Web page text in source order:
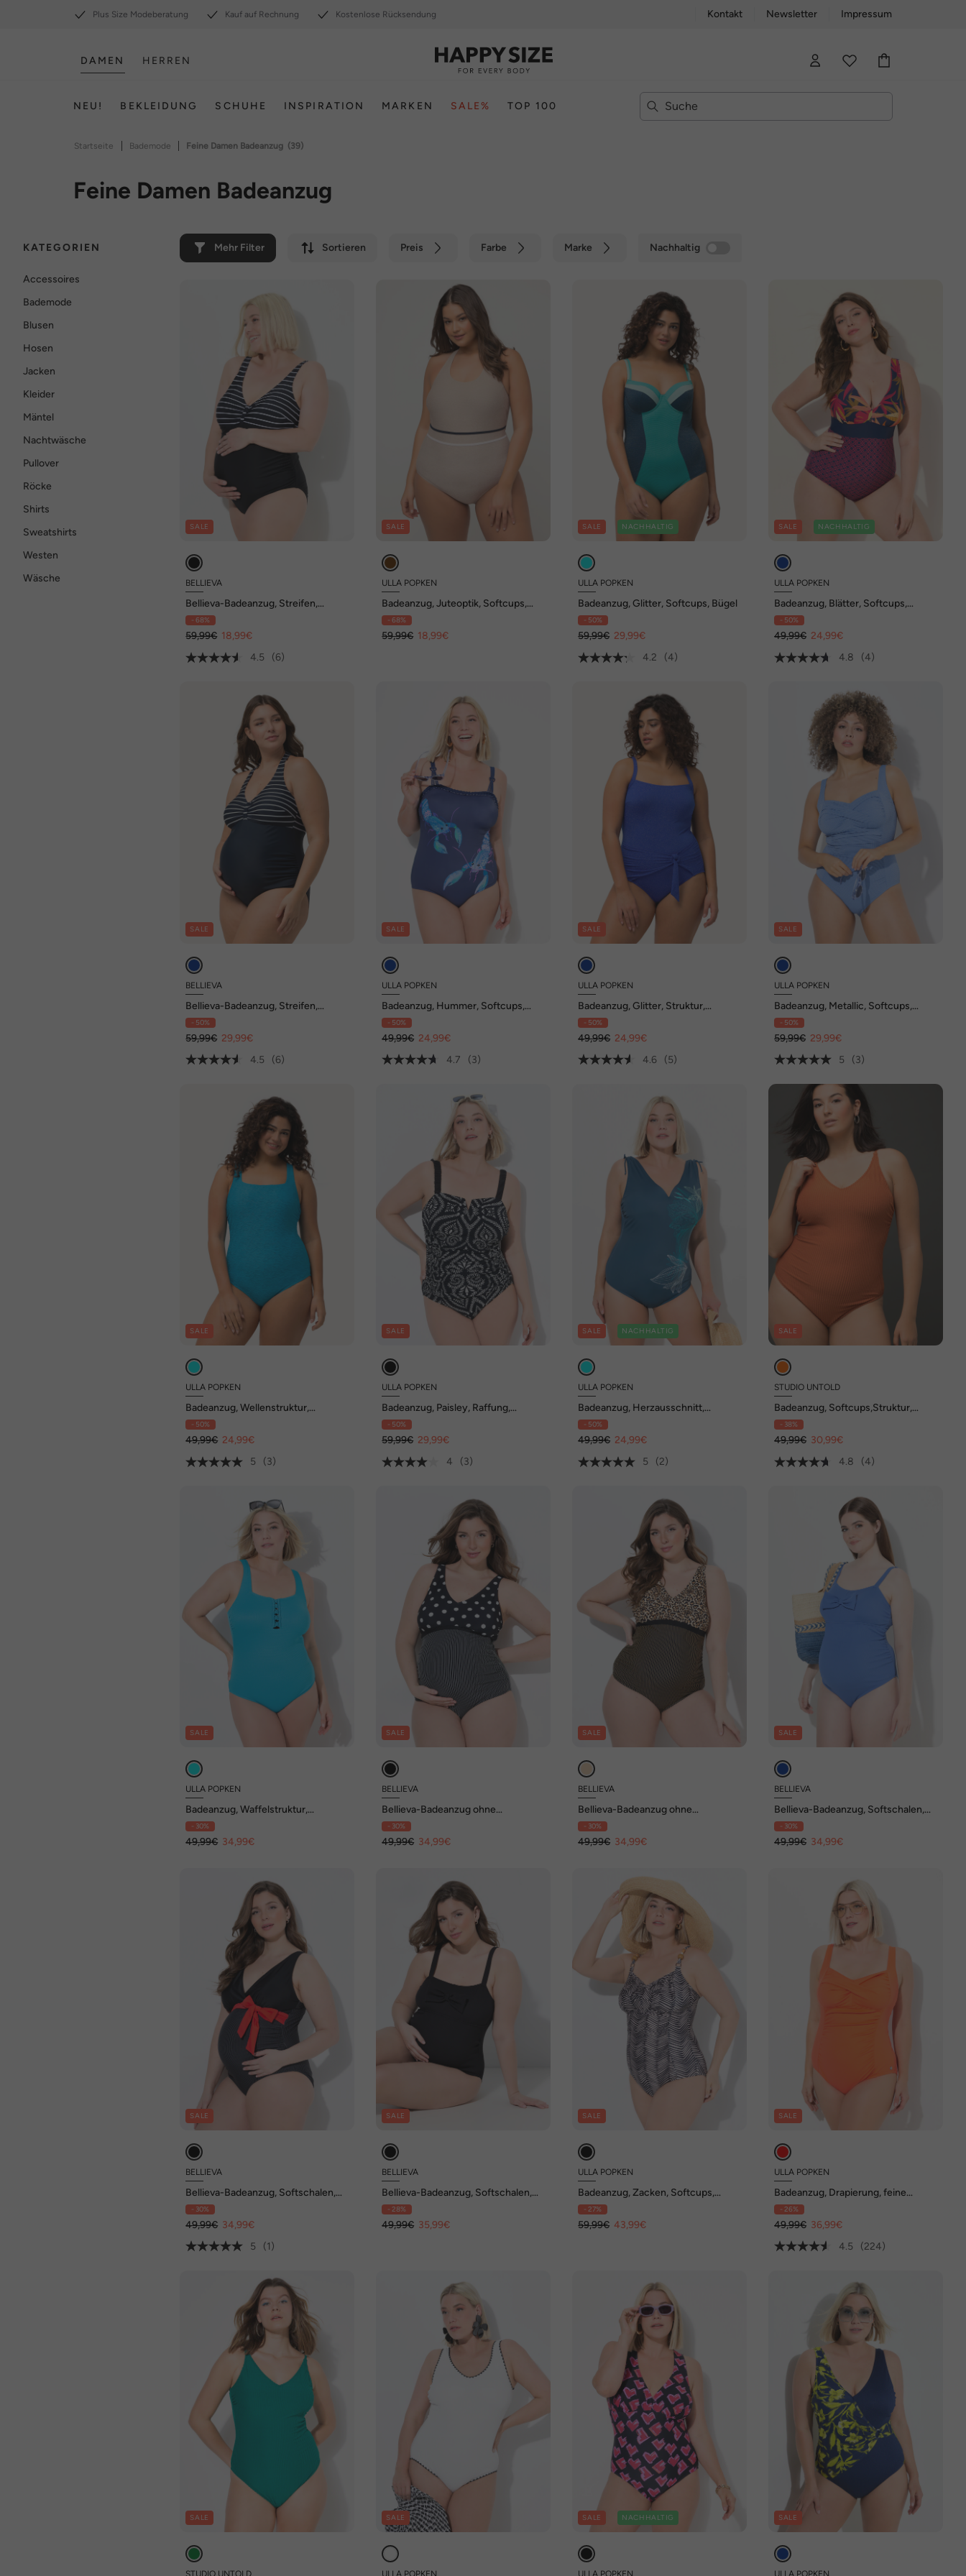
Plus Size Modeberatung Kauf auf Rechnung Kostenlose Rücksendung Kontakt Newsletter Impressum
DAMEN HERREN
NEU! BEKLEIDUNG SCHUHE INSPIRATION MARKEN SALE% TOP 100
Startseite | Bademode | Feine Damen Badeanzug (39)
Feine Damen Badeanzug
KATEGORIEN Mehr Filter Sortieren Preis Farbe Marke Nachhaltig
Accessoires
Bademode
Blusen
Hosen
Jacken
Kleider
Mäntel
Nachtwäsche
Pullover
Röcke
Shirts
Sweatshirts
Westen
Wäsche
SALE
BELLIEVA
Bellieva-Badeanzug, Streifen,
Umstandsmode, Softcups
- 68%
59,99€ 18,99€
4.5
(6)
SALE
ULLA POPKEN
Badeanzug, Juteoptik, Softcups,
Zierknoten
- 68%
59,99€ 18,99€
SALE NACHHALTIG
ULLA POPKEN
Badeanzug, Glitter, Softcups, Bügel
- 50%
59,99€ 29,99€
4.2
(4)
SALE NACHHALTIG
ULLA POPKEN
Badeanzug, Blätter, Softcups,
Vorderfutter, recycelt
- 50%
49,99€ 24,99€
4.8
(4)
SALE
BELLIEVA
Bellieva-Badeanzug, Streifen,
Umstandsmode, Softcups
- 50%
59,99€ 29,99€
4.5
(6)
SALE
ULLA POPKEN
Badeanzug, Hummer, Softcups,
4er-Träger, recycelt
- 50%
49,99€ 24,99€
4.7
(3)
SALE
ULLA POPKEN
Badeanzug, Glitter, Struktur,
Softcups, Wickeloptik
- 50%
49,99€ 24,99€
4.6
(5)
SALE
ULLA POPKEN
Badeanzug, Metallic, Softcups,
Powermesh-Vorderfutter
- 50%
59,99€ 29,99€
5
(3)
SALE
ULLA POPKEN
Badeanzug, Wellenstruktur,
Softcups, Carree-Ausschnitt
- 50%
49,99€ 24,99€
5
(3)
SALE
ULLA POPKEN
Badeanzug, Paisley, Raffung,
Softcups
- 50%
59,99€ 29,99€
4
(3)
SALE NACHHALTIG
ULLA POPKEN
Badeanzug, Herzausschnitt,
Softcups, recycelt
- 50%
49,99€ 24,99€
5
(2)
SALE
STUDIO UNTOLD
Badeanzug, Softcups,Struktur,
Spaghettiträger, Shaping
- 38%
49,99€ 30,99€
4.8
(4)
SALE
ULLA POPKEN
Badeanzug, Waffelstruktur,
Softcups, Carréausschnitt
- 30%
49,99€ 34,99€
SALE
BELLIEVA
Bellieva-Badeanzug ohne
Softschalen, Punkte/Streifen
- 30%
49,99€ 34,99€
SALE
BELLIEVA
Bellieva-Badeanzug ohne
Softschalen, Leo/Streifen
- 30%
49,99€ 34,99€
SALE
BELLIEVA
Bellieva-Badeanzug, Softschalen,
Zierschleife
- 30%
49,99€ 34,99€
SALE
BELLIEVA
Bellieva-Badeanzug, Softschalen,
Zierschleife
- 30%
49,99€ 34,99€
5
(1)
SALE
BELLIEVA
Bellieva-Badeanzug, Softschalen,
Zierschleife
- 28%
49,99€ 35,99€
SALE
ULLA POPKEN
Badeanzug, Zacken, Softcups,
Zierperlen
- 27%
59,99€ 43,99€
SALE
ULLA POPKEN
Badeanzug, Drapierung, feine
Struktur, Softcups
- 26%
49,99€ 36,99€
4.5
(224)
SALE
STUDIO UNTOLD
SALE
ULLA POPKEN
SALE NACHHALTIG
ULLA POPKEN
SALE
ULLA POPKEN